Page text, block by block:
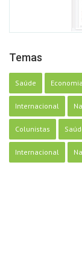
Temas
Saúde Economia
Internacional
Colunistas
Internacional